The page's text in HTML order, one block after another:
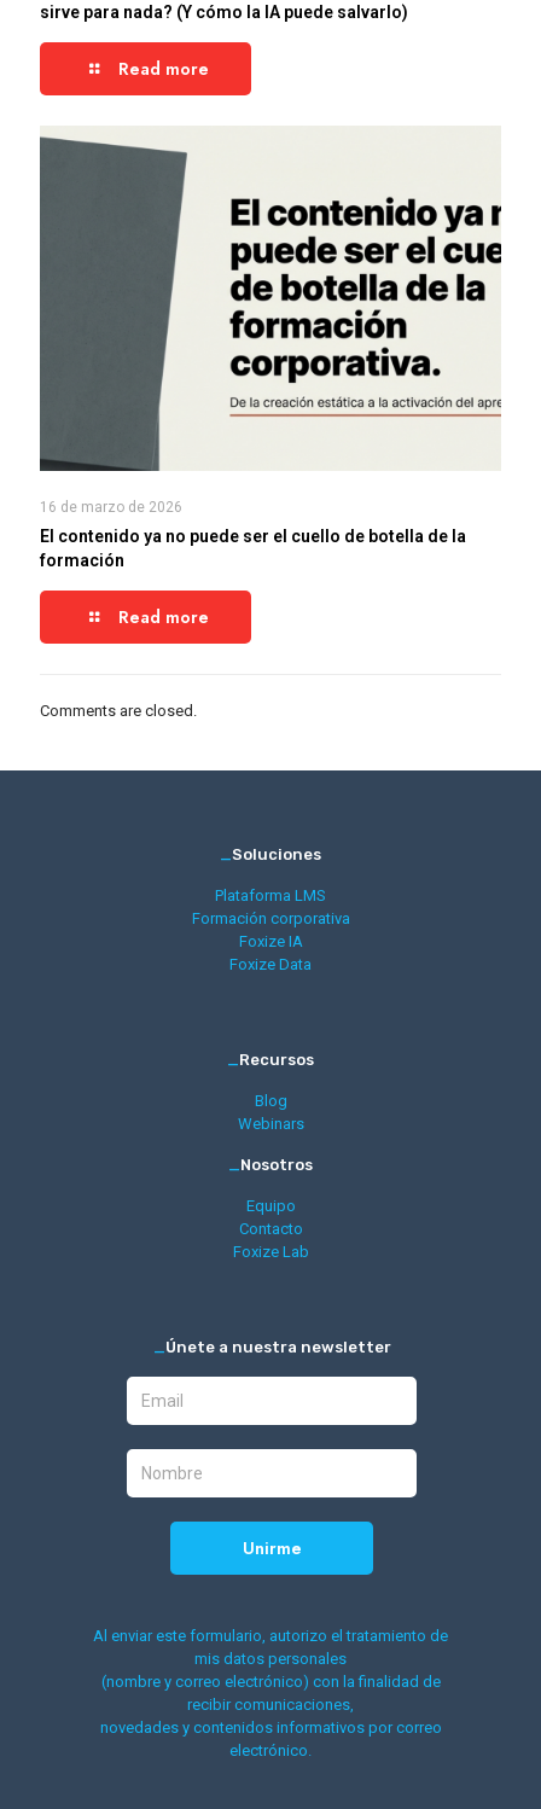
sirve para nada? (Y cómo la IA puede salvarlo)
Read more
16 de marzo de 2026
El contenido ya no puede ser el cuello de botella de la
formación
Read more
Comments are closed.
_Soluciones
Plataforma LMS
Formación corporativa
Foxize IA
Foxize Data
_Recursos
Blog
Webinars
_Nosotros
Equipo
Contacto
Foxize Lab
_Únete a nuestra newsletter
Al enviar este formulario, autorizo el tratamiento de
mis datos personales
(nombre y correo electrónico) con la finalidad de
recibir comunicaciones,
novedades y contenidos informativos por correo
electrónico.